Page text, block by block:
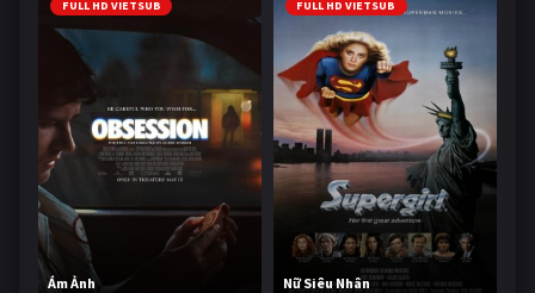
FULL HD VIETSUB
Ám Ảnh
FULL HD VIETSUB
Nữ Siêu Nhân